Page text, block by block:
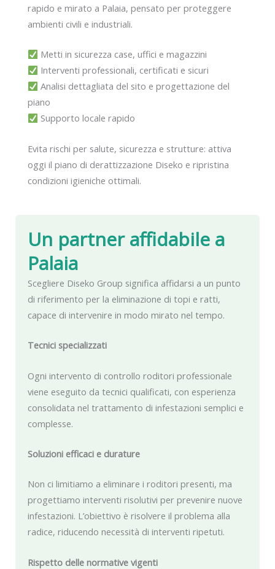
Un partner affidabile a
Palaia
Scegliere Diseko Group significa affidarsi a un punto
di riferimento per la eliminazione di topi e ratti,
capace di intervenire in modo mirato nel tempo.
Tecnici specializzati
Ogni intervento di controllo roditori professionale
viene eseguito da tecnici qualificati, con esperienza
consolidata nel trattamento di infestazioni semplici e
complesse.
Soluzioni efficaci e durature
Non ci limitiamo a eliminare i roditori presenti, ma
progettiamo interventi risolutivi per prevenire nuove
infestazioni. L’obiettivo è risolvere il problema alla
radice, riducendo necessità di interventi ripetuti.
Rispetto delle normative vigenti
rapido e mirato a Palaia, pensato per proteggere
ambienti civili e industriali.
Metti in sicurezza case, uffici e magazzini
Interventi professionali, certificati e sicuri
Analisi dettagliata del sito e progettazione del
piano
Supporto locale rapido
Evita rischi per salute, sicurezza e strutture: attiva
oggi il piano di derattizzazione Diseko e ripristina
condizioni igieniche ottimali.